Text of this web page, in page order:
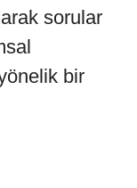
sorular
bir